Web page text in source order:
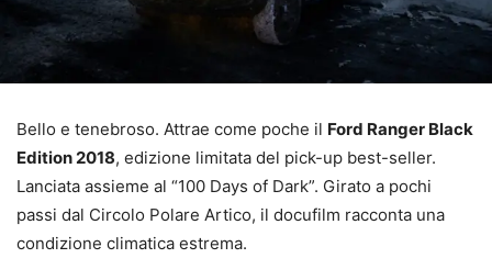
Bello e tenebroso. Attrae come poche il Ford Ranger Black
Edition 2018, edizione limitata del pick-up best-seller.
Lanciata assieme al “100 Days of Dark”. Girato a pochi
passi dal Circolo Polare Artico, il docufilm racconta una
condizione climatica estrema.